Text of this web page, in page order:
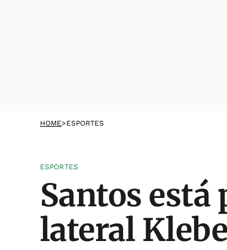
HOME>ESPORTES
ESPORTES
Santos está
lateral